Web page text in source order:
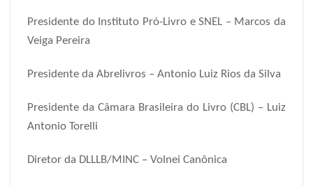
Presidente do Instituto Pró-Livro e SNEL – Marcos da
Veiga Pereira
Presidente da Abrelivros – Antonio Luiz Rios da Silva
Presidente da Câmara Brasileira do Livro (CBL) – Luiz
Antonio Torelli
Diretor da DLLLB/MINC – Volnei Canônica